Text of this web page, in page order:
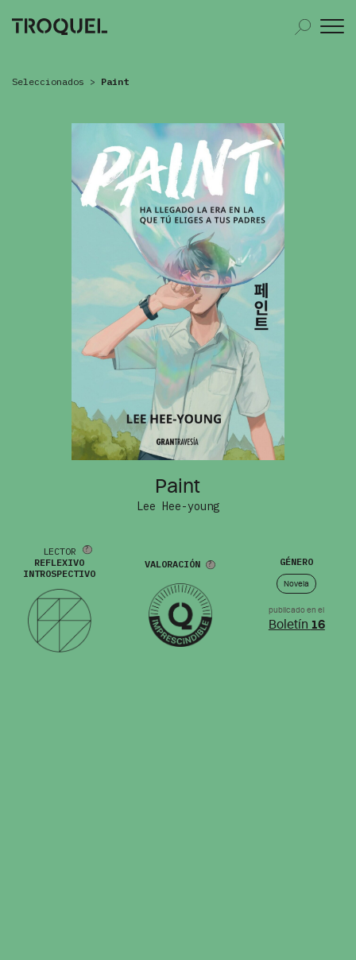
Seleccionados > Paint
Paint
Lee Hee-young
LECTOR
REFLEXIVO
INTROSPECTIVO
VALORACIÓN GÉNERO
Novela
publicado en el
Boletín 16